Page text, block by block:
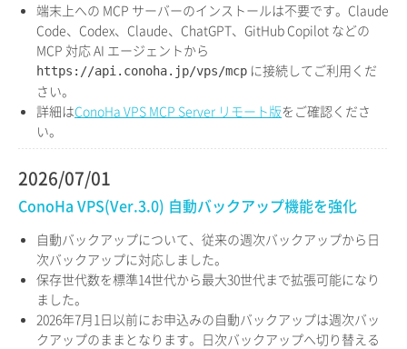
端末上への MCP サーバーのインストールは不要です。Claude
Code、Codex、Claude、ChatGPT、GitHub Copilot などの
MCP 対応 AI エージェントから
https://api.conoha.jp/vps/mcp に接続してご利用くだ
さい。
詳細はConoHa VPS MCP Server リモート版をご確認くださ
い。
2026/07/01
ConoHa VPS(Ver.3.0) 自動バックアップ機能を強化
自動バックアップについて、従来の週次バックアップから日
次バックアップに対応しました。
保存世代数を標準14世代から最大30世代まで拡張可能になり
ました。
2026年7月1日以前にお申込みの自動バックアップは週次バッ
クアップのままとなります。日次バックアップへ切り替える